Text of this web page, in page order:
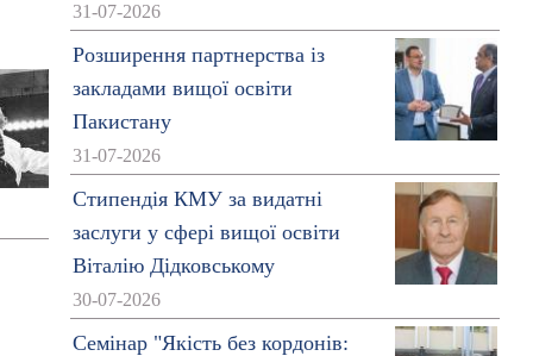
31-07-2026
Розширення партнерства із
закладами вищої освіти
Пакистану
31-07-2026
Стипендія КМУ за видатні
заслуги у сфері вищої освіти
Віталію Дідковському
30-07-2026
Семінар "Якість без кордонів: